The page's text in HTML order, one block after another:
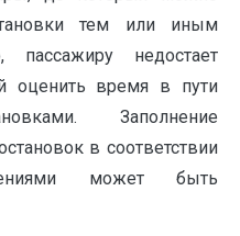
тем или иным
недостает
оценить время в пути
Заполнение
в соответствии
может быть